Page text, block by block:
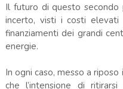
Il futuro di questo
incerto, visti i costi
finanziamenti dei grandi
energie.
In ogni caso, messo a
che l’intensione di